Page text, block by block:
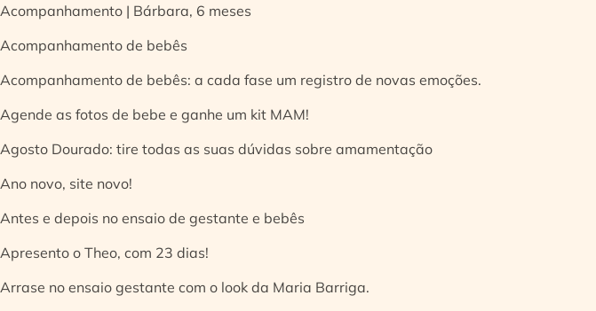
Acompanhamento | Bárbara, 6 meses
Acompanhamento de bebês
Acompanhamento de bebês: a cada fase um registro de novas emoções.
Agende as fotos de bebe e ganhe um kit MAM!
Agosto Dourado: tire todas as suas dúvidas sobre amamentação
Ano novo, site novo!
Antes e depois no ensaio de gestante e bebês
Apresento o Theo, com 23 dias!
Arrase no ensaio gestante com o look da Maria Barriga.